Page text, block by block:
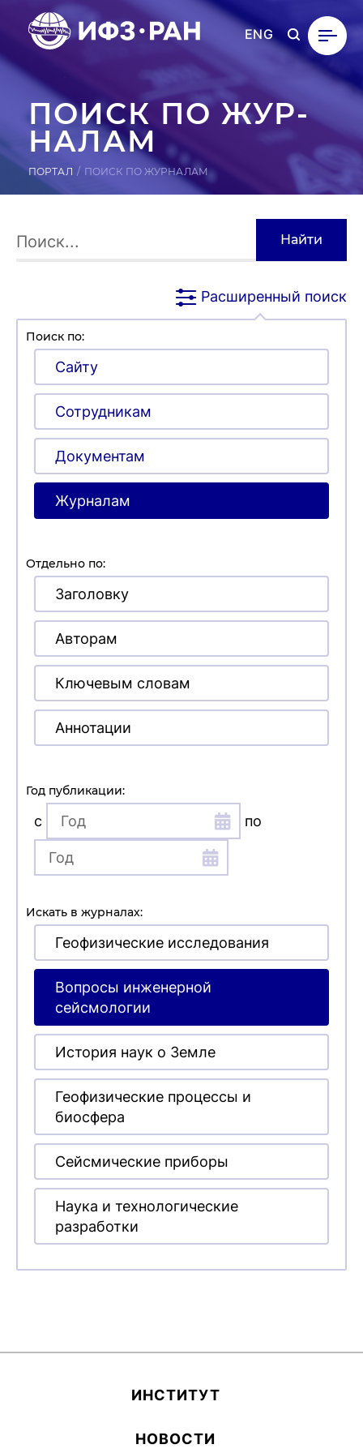
ENG
ПОИСК ПО ЖУР­
НА­ЛАМ
ПОРТАЛ ПОИСК ПО ЖУРНАЛАМ
Расширенный поиск
Поиск по:
Сайту
Сотрудникам
Документам
Журналам
Отдельно по:
Заголовку
Авторам
Ключевым словам
Аннотации
Год публикации:
с по
Искать в журналах:
Геофизические исследования
Вопросы инженерной
сейсмологии
История наук о Земле
Геофизические процессы и
биосфера
Сейсмические приборы
Наука и технологические
разработки
ИН­СТИ­ТУТ
НОВОСТИ